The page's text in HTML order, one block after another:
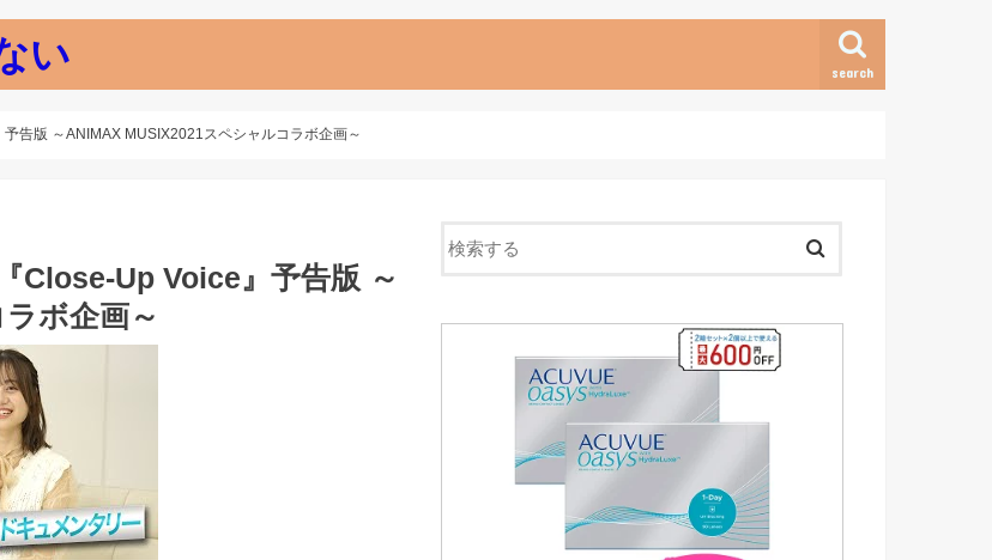
い search
告版 ～ANIMAX MUSIX2021スペシャルコラボ企画～
Close-Up Voice』予告版 ～
ボ企画～